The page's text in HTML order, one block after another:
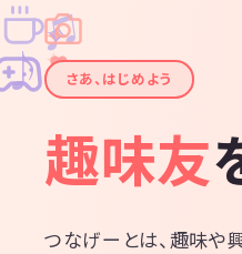
✦
✦
✧
✧
♪
♫
さあ、はじめよう
趣味友
つなげーとは、趣味や